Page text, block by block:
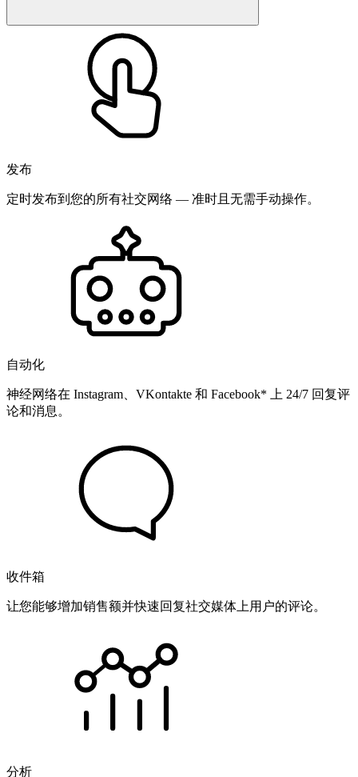
发布
定时发布到您的所有社交网络 — 准时且无需手动操作。
自动化
神经网络在 Instagram、VKontakte 和 Facebook* 上 24/7 回复评
论和消息。
收件箱
让您能够增加销售额并快速回复社交媒体上用户的评论。
分析